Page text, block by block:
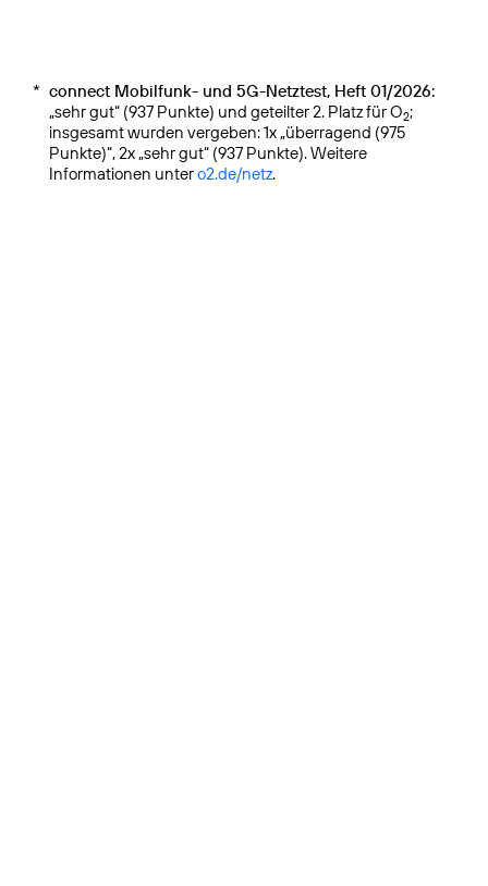
* connect Mobilfunk- und 5G-Netztest, Heft 01/2026:
„sehr gut“ (937 Punkte) und geteilter 2. Platz für O2;
insgesamt wurden vergeben: 1x „überragend (975
Punkte)“, 2x „sehr gut“ (937 Punkte). Weitere
Informationen untero2.de/netz.